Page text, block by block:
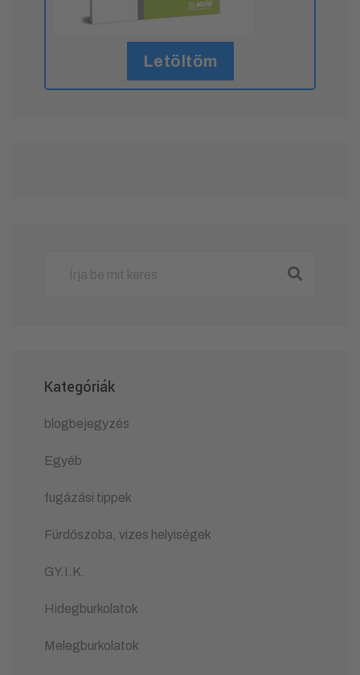
Letöltöm
Kategóriák
blogbejegyzés
Egyéb
fugázási tippek
Fürdőszoba, vizes helyiségek
GY.I.K.
Hidegburkolatok
Melegburkolatok